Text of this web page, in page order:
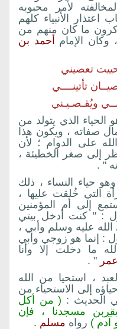
لأمر محبوبه
الأنبياء كلهم
ما كان منهم من
الإمام أحمد بن
تعصيني
تأتينــــي
ويُقـصـيـني
الحياء الذي يتولد من
صفاته ، ويكون هذا
على الدوام ؛ لأن
إلى صغر الخطيئة ،
" .
حياء النساء ، ذلك
التي خُلقت عليها ،
إلى أم المؤمنين
: " كنت أدخل بيتي
عليه وسلم وأبي ،
: إنما هو زوجي وأبي
ما دخلت إلا وأنا
عمر " .
، استحيا من الله
إلى الاستحياء من
الحديث : ( من أكل
مسجدنا ، فإن
آدم ) رواه مسلم .